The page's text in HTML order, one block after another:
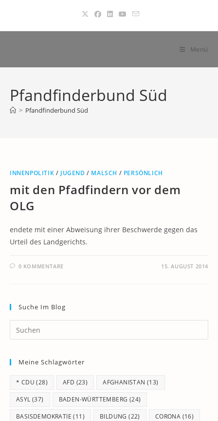
springen
Menü
Pfandfinderbund Süd
> Pfandfinderbund Süd
INNENPOLITIK / JUGEND / MALSCH / PERSÖNLICH
mit den Pfadfindern vor dem
OLG
endete mit einer Abweisung ihrer Beschwerde gegen das
Urteil des Landgerichts.
0 KOMMENTARE 15. AUGUST 2014
Suche Im Blog
Meine Schlagwörter
* CDU (28) AFD (23) AFGHANISTAN (13)
ASYL (37) BADEN-WÜRTTEMBERG (24)
BASISDEMOKRATIE (11) BILDUNG (22) CORONA (16)